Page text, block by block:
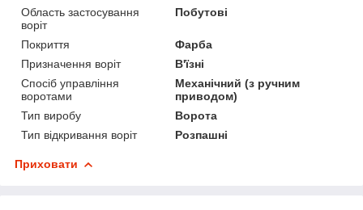
Область застосування
воріт
Побутові
Покриття
Фарба
Призначення воріт
В'їзні
Спосіб управління
воротами
Механічний (з ручним
приводом)
Тип виробу
Ворота
Тип відкривання воріт
Розпашні
Приховати